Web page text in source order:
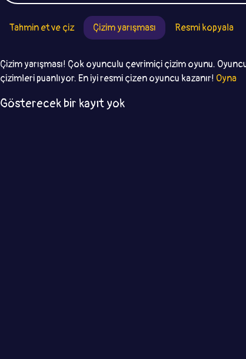
Tahmin et ve çiz Çizim yarışması Resmi kopyala
Çizim yarışması! Çok oyunculu çevrimiçi çizim oyunu.
çizimleri puanlıyor. En iyi resmi çizen oyuncu kazanır! Oyna
Gösterecek bir kayıt yok